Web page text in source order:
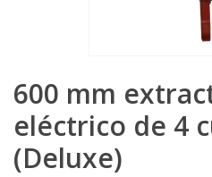
600 mm
eléctrico de 4
(Deluxe)